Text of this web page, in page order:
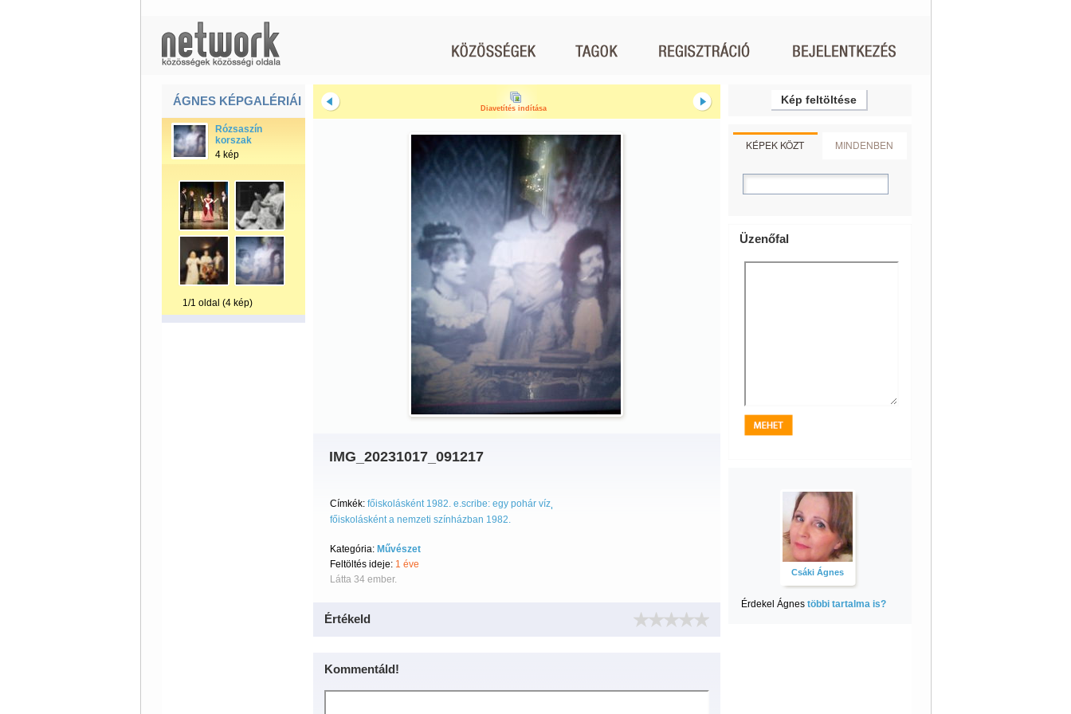
ÁGNES KÉPGALÉRIÁI
Rózsaszín
korszak
4 kép
1/1 oldal (4 kép)
Diavetítés indítása
IMG_20231017_091217
Címkék: főiskolásként 1982. e.scribe: egy pohár víz
főiskolásként a nemzeti színházban 1982.
Kategória: Művészet
Feltöltés ideje: 1 éve
Látta 34 ember.
Értékeld
Kommentáld!
Kép feltöltése
KÉPEK KÖZT MINDENBEN
Üzenőfal
Csáki Ágnes
Érdekel Ágnes többi tartalma is?